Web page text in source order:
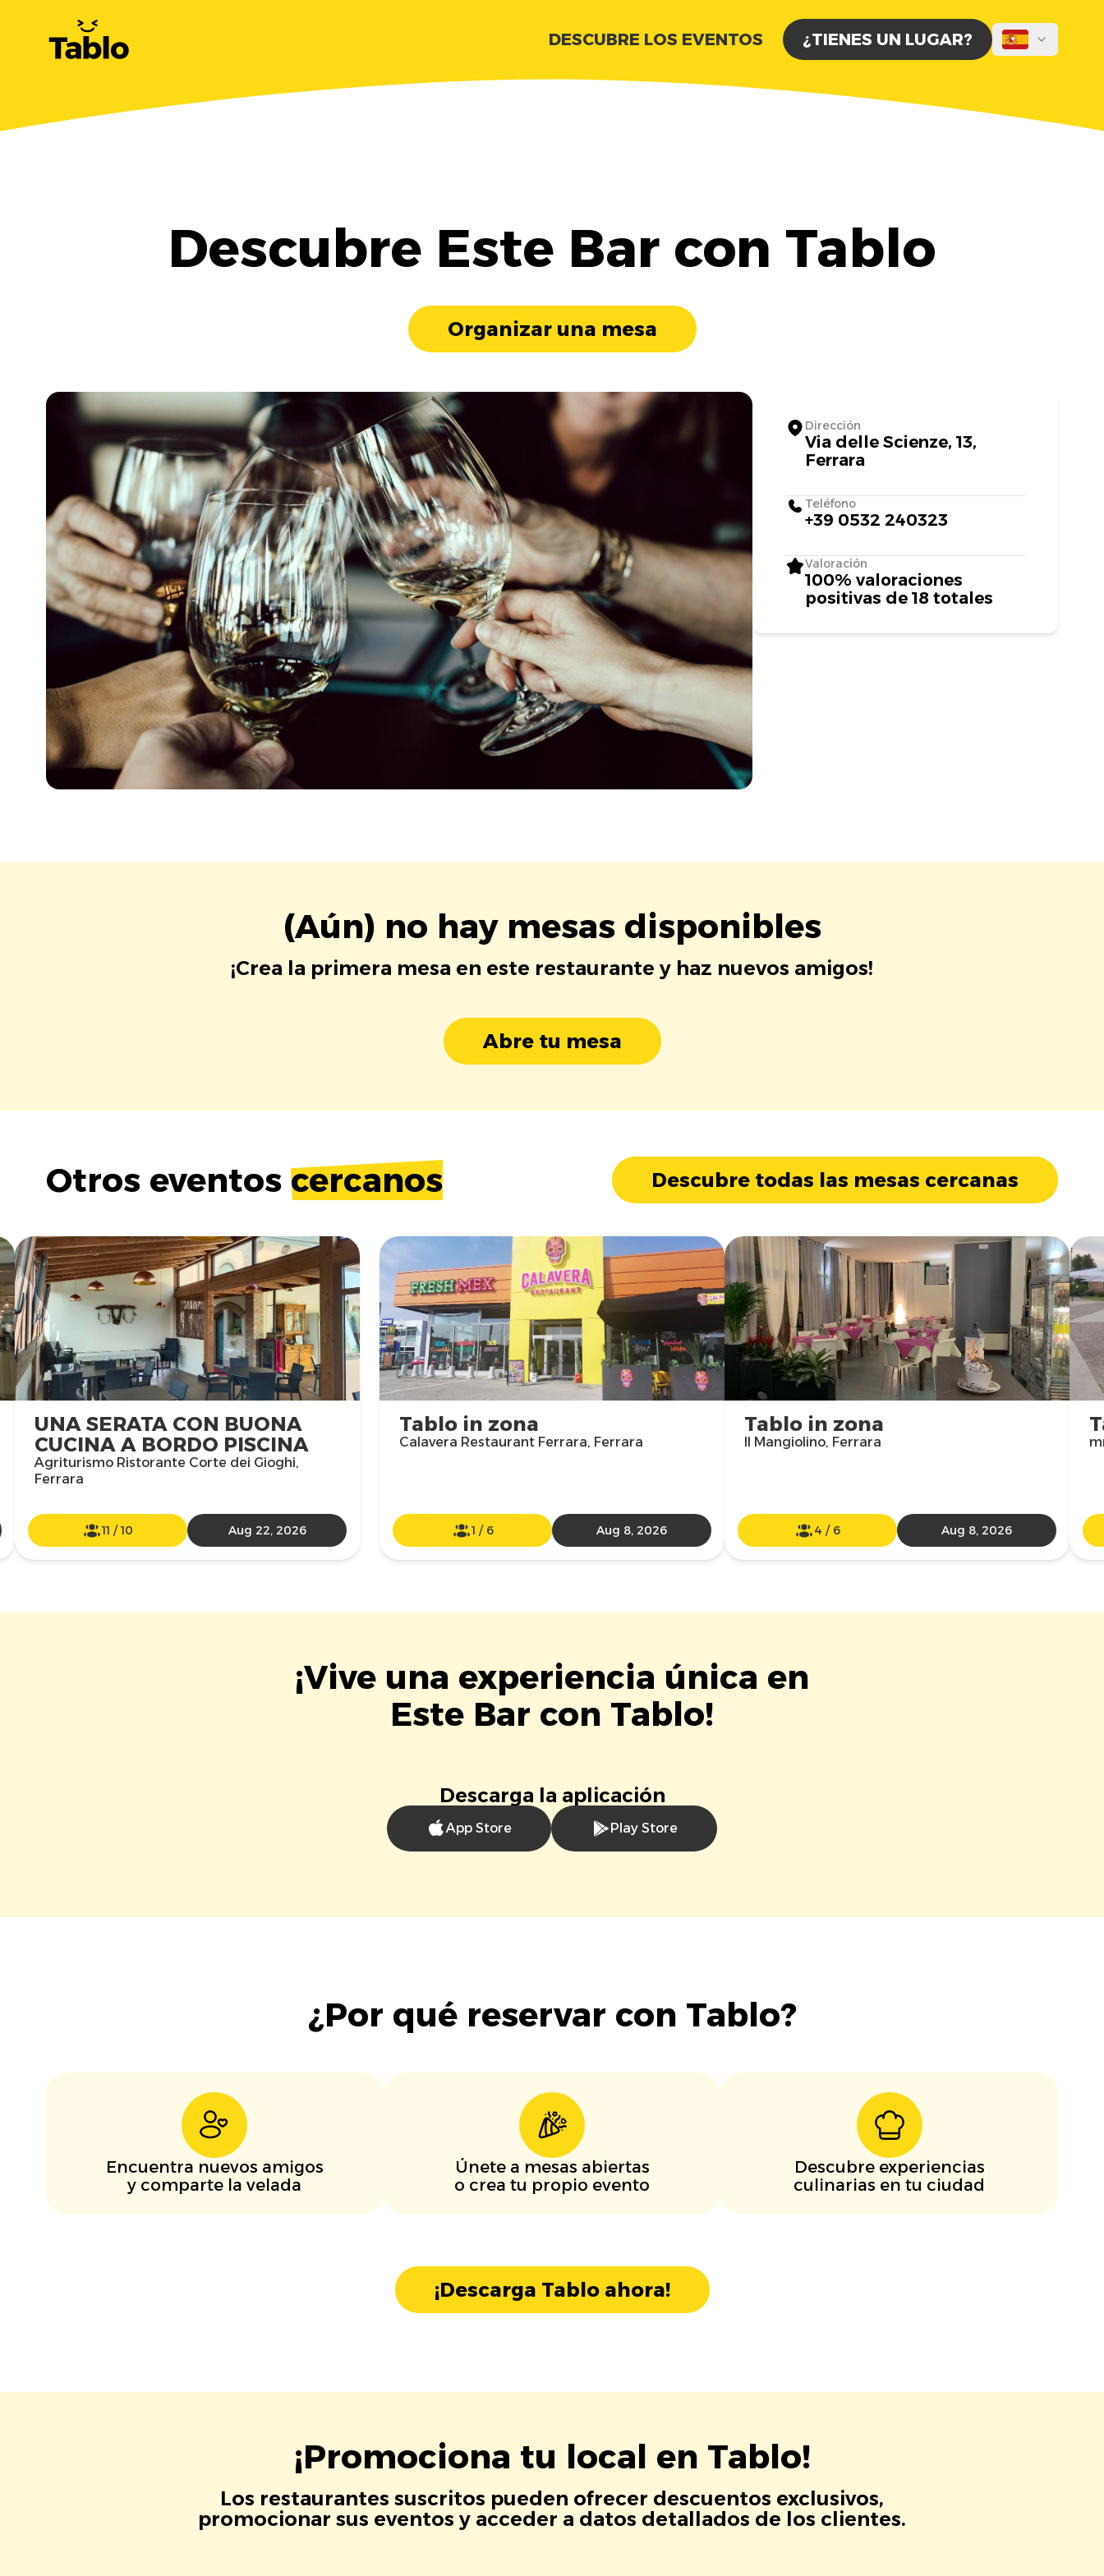
DESCUBRE LOS EVENTOS ¿TIENES UN LUGAR?
Descubre Este Bar con Tablo
Organizar una mesa
Dirección
Via delle Scienze, 13,
Ferrara
Teléfono
+39 0532 240323
Valoración
100% valoraciones
positivas de 18 totales
(Aún) no hay mesas disponibles
¡Crea la primera mesa en este restaurante y haz nuevos amigos!
Abre tu mesa
Otros eventos cercanos Descubre todas las mesas cercanas
Tablo in zona
Calavera Restaurant Ferrara, Ferrara
1 / 6 Aug 8, 2026
Tablo in zona
Il Mangiolino, Ferrara
4 / 6 Aug 8, 2026
UNA SERATA CON BUONA
CUCINA A BORDO PISCINA
Agriturismo Ristorante Corte dei Gioghi,
Ferrara
11 /10 Aug 22, 2026
¡Vive una experiencia única en
Este Bar con Tablo!
Descarga la aplicación
App Store Play Store
¿Por qué reservar con Tablo?
Encuentra nuevos amigos
y comparte la velada
Únete a mesas abiertas
o crea tu propio evento
Descubre experiencias
culinarias en tu ciudad
¡Descarga Tablo ahora!
¡Promociona tu local en Tablo!
Los restaurantes suscritos pueden ofrecer descuentos exclusivos,
promocionar sus eventos y acceder a datos detallados de los clientes.